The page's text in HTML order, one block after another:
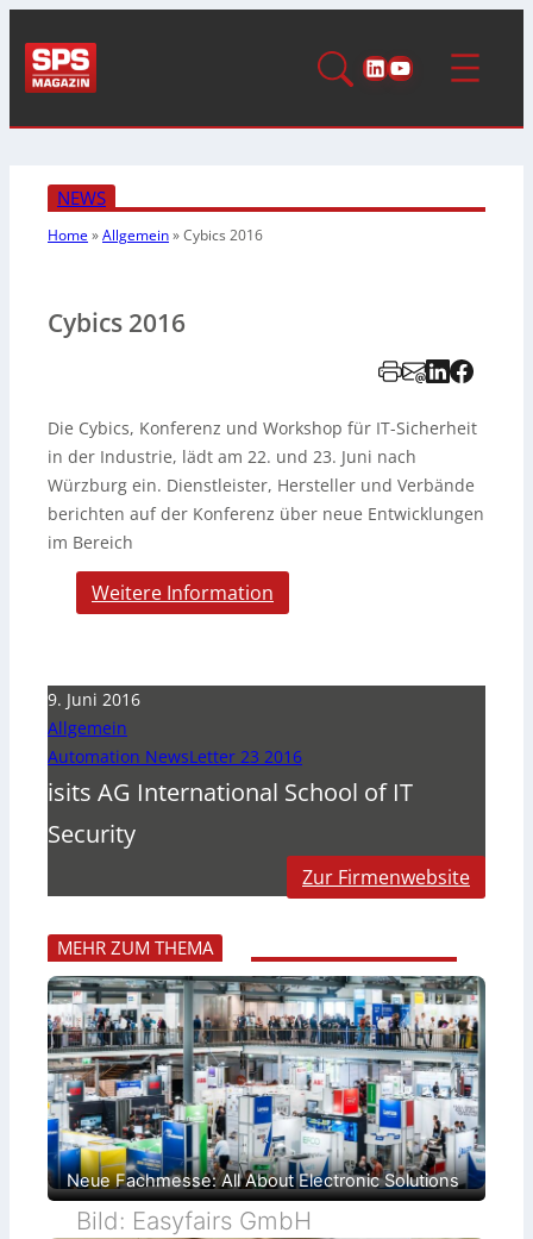
LinkedIn
YouTube
NEWS
Home»Allgemein»Cybics 2016
Cybics 2016
Die Cybics, Konferenz und Workshop für IT-Sicherheit
in der Industrie, lädt am 22. und 23. Juni nach
Würzburg ein. Dienstleister, Hersteller und Verbände
berichten auf der Konferenz über neue Entwicklungen
im Bereich
Weitere Information
9. Juni 2016
Allgemein
Automation NewsLetter 23 2016
isits AG International School of IT
Security
Zur Firmenwebsite
MEHR ZUM THEMA
Neue Fachmesse: All About Electronic Solutions
Bild: Easyfairs GmbH